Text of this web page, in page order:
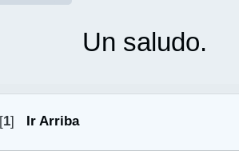
Un saludo.
1] Ir Arriba